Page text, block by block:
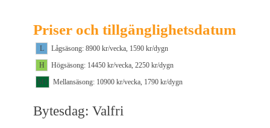
Priser och tillgänglighetsdatum
L
Lågsäsong: 8900 kr/vecka, 1590 kr/dygn
H
Högsäsong: 14450 kr/vecka, 2250 kr/dygn
M1
Mellansäsong: 10900 kr/vecka, 1790 kr/dygn
Bytesdag: Valfri